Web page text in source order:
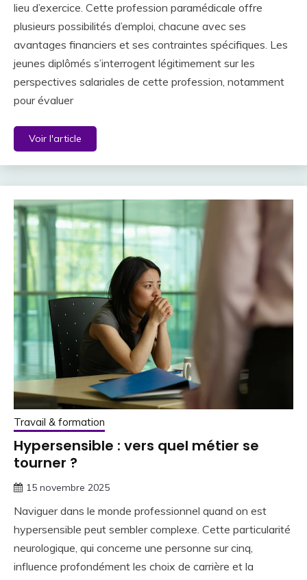
lieu d’exercice. Cette profession paramédicale offre
plusieurs possibilités d’emploi, chacune avec ses
avantages financiers et ses contraintes spécifiques. Les
jeunes diplômés s’interrogent légitimement sur les
perspectives salariales de cette profession, notamment
pour évaluer
Voir l'article
Travail & formation
Hypersensible : vers quel métier se
tourner ?
15 novembre 2025
Naviguer dans le monde professionnel quand on est
hypersensible peut sembler complexe. Cette particularité
neurologique, qui concerne une personne sur cinq,
influence profondément les choix de carrière et la